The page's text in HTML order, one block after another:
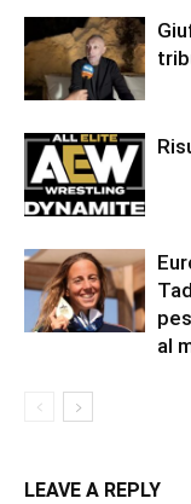
al
LEAVE A REPLY